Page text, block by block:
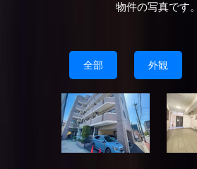
物件の写真です。
全部 外観